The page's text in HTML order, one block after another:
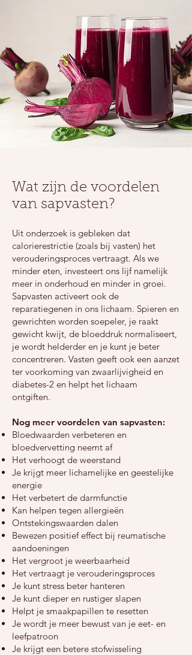
Wat zijn de voordelen
van sapvasten?
Uit onderzoek is gebleken dat
calorierestrictie (zoals bij vasten) het
verouderingsproces vertraagt. Als we
minder eten, investeert ons lijf namelijk
meer in onderhoud en minder in groei.
Sapvasten activeert ook de
reparatiegenen in ons lichaam. Spieren en
gewrichten worden soepeler, je raakt
gewicht kwijt, de bloeddruk normaliseert,
je wordt helderder en je kunt je beter
concentreren. Vasten geeft ook een aanzet
ter voorkoming van zwaarlijvigheid en
diabetes-2 en helpt het lichaam
ontgiften.
Nog meer voordelen van sapvasten:​
Bloedwaarden verbeteren en
bloedvervetting neemt af
Het verhoogt de weerstand
Je krijgt meer lichamelijke en geestelijke
energie
Het verbetert de darmfunctie
Kan helpen tegen allergieën
Ontstekingswaarden dalen
Bewezen positief effect bij reumatische
aandoeningen
Het vergroot je weerbaarheid
Het vertraagt je verouderingsproces
Je kunt stress beter hanteren
Je kunt dieper en rustiger slapen
Helpt je smaakpapillen te resetten
Je wordt je meer bewust van je eet- en
leefpatroon
Je krijgt een betere stofwisseling